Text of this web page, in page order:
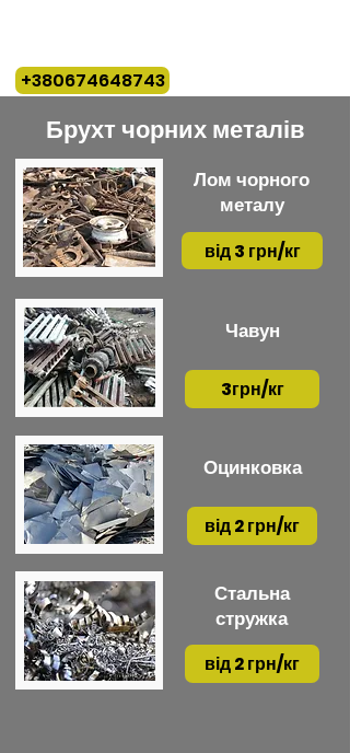
+380674648743
Брухт чорних металів
Лом чорного
металу
від 3 грн/кг
Чавун
3грн/кг
Оцинковка
від 2 грн/кг
Стальна
стружка
від 2 грн/кг